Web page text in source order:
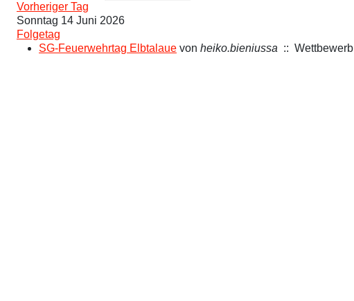
Vorheriger Tag
Sonntag 14 Juni 2026
Folgetag
SG-Feuerwehrtag Elbtalaue von heiko.bieniussa :: Wettbewerb